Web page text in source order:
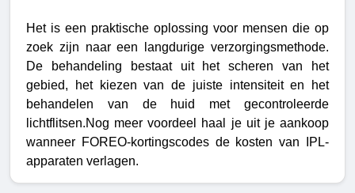
Het is een praktische oplossing voor mensen die op
zoek zijn naar een langdurige verzorgingsmethode.
De behandeling bestaat uit het scheren van het
gebied, het kiezen van de juiste intensiteit en het
behandelen van de huid met gecontroleerde
lichtflitsen.Nog meer voordeel haal je uit je aankoop
wanneer FOREO-kortingscodes de kosten van IPL-
apparaten verlagen.